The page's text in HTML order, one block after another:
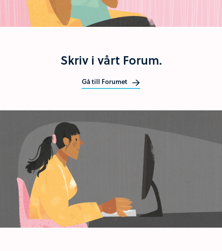
Skriv i vårt Forum.
Gå till Forumet